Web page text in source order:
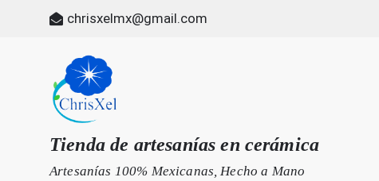
chrisxelmx@gmail.com
Tienda de artesanías en cerámica
Artesanías 100% Mexicanas, Hecho a Mano